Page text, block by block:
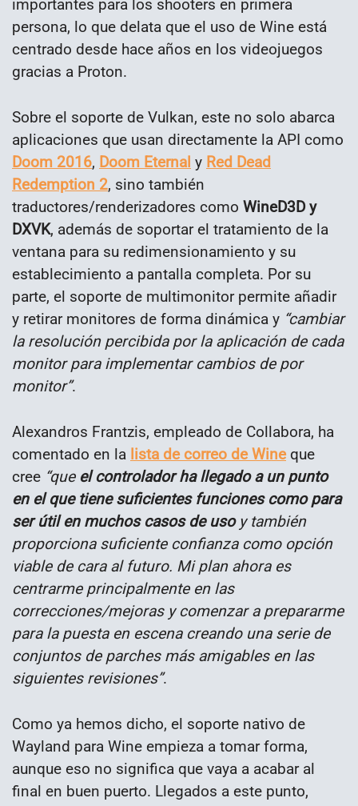
importantes para los shooters en primera
persona, lo que delata que el uso de Wine está
centrado desde hace años en los videojuegos
gracias a Proton.
Sobre el soporte de Vulkan, este no solo abarca
aplicaciones que usan directamente la API como
Doom 2016, Doom Eternal y Red Dead
Redemption 2, sino también
traductores/renderizadores como WineD3D y
DXVK, además de soportar el tratamiento de la
ventana para su redimensionamiento y su
establecimiento a pantalla completa. Por su
parte, el soporte de multimonitor permite añadir
y retirar monitores de forma dinámica y “cambiar
la resolución percibida por la aplicación de cada
monitor para implementar cambios de por
monitor”.
Alexandros Frantzis, empleado de Collabora, ha
comentado en la lista de correo de Wineque
cree “que el controlador ha llegado a un punto
en el que tiene suficientes funciones como para
ser útil en muchos casos de usoy también
proporciona suficiente confianza como opción
viable de cara al futuro. Mi plan ahora es
centrarme principalmente en las
correcciones/mejoras y comenzar a prepararme
para la puesta en escena creando una serie de
conjuntos de parches más amigables en las
siguientes revisiones”.
Como ya hemos dicho, el soporte nativo de
Wayland para Wine empieza a tomar forma,
aunque eso no significa que vaya a acabar al
final en buen puerto. Llegados a este punto,